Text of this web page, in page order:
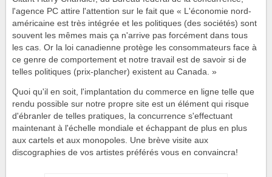
l'agence PC attire l'attention sur le fait que « L'économie nord-
américaine est très intégrée et les politiques (des sociétés) sont
souvent les mêmes mais ça n'arrive pas forcément dans tous
les cas. Or la loi canadienne protège les consommateurs face à
ce genre de comportement et notre travail est de savoir si de
telles politiques (prix-plancher) existent au Canada. »
Quoi qu'il en soit, l'implantation du commerce en ligne telle que
rendu possible sur notre propre site est un élément qui risque
d'ébranler de telles pratiques, la concurrence s'effectuant
maintenant à l'échelle mondiale et échappant de plus en plus
aux cartels et aux monopoles. Une brève visite aux
discographies de vos artistes préférés vous en convaincra!